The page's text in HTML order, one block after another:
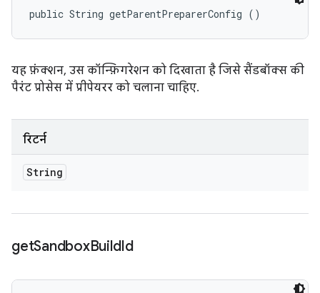
public String getParentPreparerConfig ()
यह फ़ंक्शन, उस कॉन्फ़िगरेशन को दिखाता है जिसे सैंडबॉक्स की
पैरंट प्रोसेस में प्रीपेयरर को चलाना चाहिए.
रिटर्न
String
getSandboxBuildId